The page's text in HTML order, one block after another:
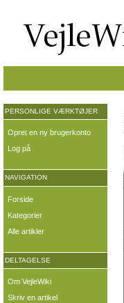
PERSONLIGE VÆRKTØJER
Opret en ny brugerkonto
Log på
NAVIGATION
Forside
Kategorier
Alle artikler
DELTAGELSE
Om VejleWiki
Skriv en artikel